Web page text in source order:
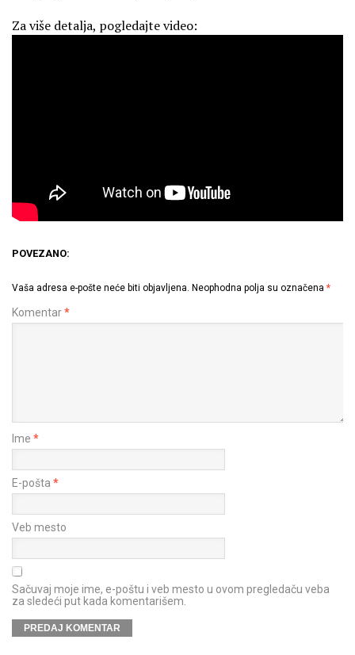
Za više detalja, pogledajte video:
POVEZANO:
Vaša adresa e-pošte neće biti objavljena. Neophodna polja su označena *
Komentar*
Ime *
E-pošta *
Veb mesto
Sačuvaj moje ime, e-poštu i veb mesto u ovom pregledaču veba
za sledeći put kada komentarišem.